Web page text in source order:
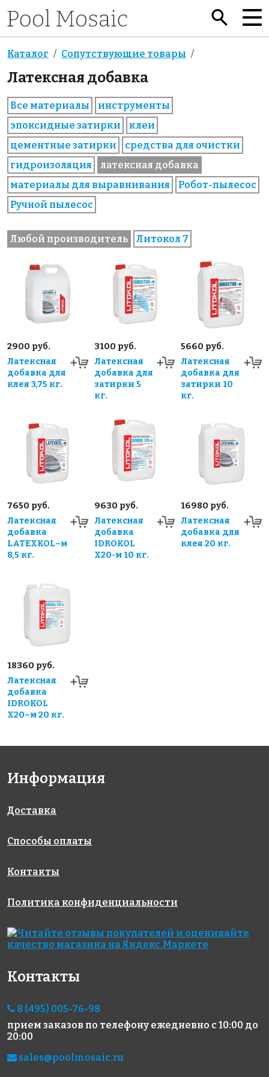
Каталог Сопутствующие товары
Латексная добавка
Все материалы
инструменты
эпоксидные затирки
клеи
цементные затирки
средства для очистки
гидроизоляция
латексная добавка
материалы для выравнивания
Робот-пылесос
Ручной пылесос
Любой производитель Литокол 7
2900 руб.
Латексная
добавка для
клея 3,75 кг.
3100 руб.
Латексная
добавка для
затирки 5
кг.
5660 руб.
Латексная
добавка для
затирки 10
кг.
7650 руб.
Латексная
добавка
LATEXKOL–м
8,5 кг.
9630 руб.
Латексная
добавка
IDROKOL
X20-м 10 кг.
16980 руб.
Латексная
добавка для
клея 20 кг.
18360 руб.
Латексная
добавка
IDROKOL
X20–м 20 кг.
Информация
Доставка
Способы оплаты
Контакты
Политика конфиденциальности
Контакты
8 (495) 005-76-98
прием заказов по телефону ежедневно с 10:00 до
20:00
sales@poolmosaic.ru